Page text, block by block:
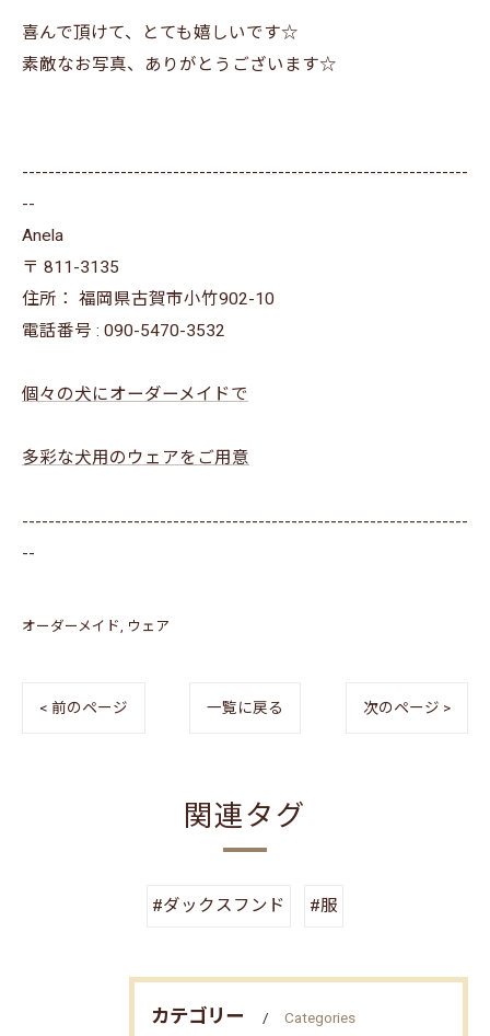
喜んで頂けて、とても嬉しいです☆
素敵なお写真、ありがとうございます☆
--------------------------------------------------------------------
--
Anela
〒 811-3135
住所： 福岡県古賀市小竹902-10
電話番号 : 090-5470-3532
個々の犬にオーダーメイドで
多彩な犬用のウェアをご用意
--------------------------------------------------------------------
--
オーダーメイド ウェア
< 前のページ 一覧に戻る 次のページ >
関連タグ
#ダックスフンド #服
カテゴリー Categories